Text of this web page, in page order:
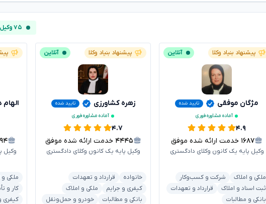
۷۵ وکیل آنلاین
پیشنهاد بنیاد وکلا آنلاین
مژگان موفقی
تایید شده
آماده مشاوره فوری
۴.۹
۱۶۸۷ خدمت ارائه شده موفق
وکیل پایه یک کانون وکلای دادگستری
ملکی و املاک
شرکت و کسب‌وکار
ثبت اسناد و املاک
قرارداد و تعهدات
بانکی و مطالبات
پیشنهاد بنیاد وکلا آنلاین
زهره کشاورزی
تایید شده
آماده مشاوره فوری
۴.۷
۴۴۴۵ خدمت ارائه شده موفق
وکیل پایه یک کانون وکلای دادگستری
خانواده
قرارداد و تعهدات
کیفری و جرایم
ملکی و املاک
بانکی و مطالبات
خودرو و حمل‌ونقل
الهام
وکیل
ملکی و
کار و
کیفری